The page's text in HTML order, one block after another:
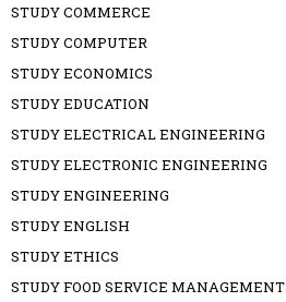
STUDY COMMERCE
STUDY COMPUTER
STUDY ECONOMICS
STUDY EDUCATION
STUDY ELECTRICAL ENGINEERING
STUDY ELECTRONIC ENGINEERING
STUDY ENGINEERING
STUDY ENGLISH
STUDY ETHICS
STUDY FOOD SERVICE MANAGEMENT